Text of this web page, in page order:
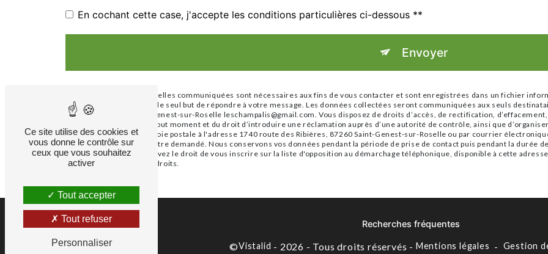
En cochant cette case, j'accepte les conditions particulières ci-dessous **
Envoyer
** Les données personnelles communiquées sont nécessaires aux fins de vous contacter et sont enregistrées dans un fichier
ses sous-traitants dans le seul but de répondre à votre message. Les données collectées seront communiquées aux seuls
Ribières, 87260 Saint-Genest-sur-Roselle leschampalis@gmail.com. Vous disposez de droits d’accès, de rectification,
votre consentement à tout moment et du droit d’introduire une réclamation auprès d’une autorité de contrôle, ainsi que
exercer ces droits par voie postale à l'adresse 1740 route des Ribières, 87260 Saint-Genest-sur-Roselle ou par courrier
d'identité pourra vous être demandé. Nous conservons vos données pendant la période de prise de contact puis pendant la durée
des contentieux. Vous avez le droit de vous inscrire sur la liste d'opposition au démarchage téléphonique, disponible à cette
d’informations sur vos droits.
Recherches fréquentes
©Vistalid - 2026 - Tous droits réservés - Mentions légales - Gestion
Ce site utilise des cookies et
vous donne le contrôle sur
ceux que vous souhaitez
activer
Tout accepter
Tout refuser
Personnaliser